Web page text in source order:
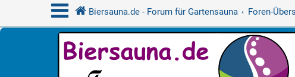
Biersauna.de - Forum für Gartensauna Foren-